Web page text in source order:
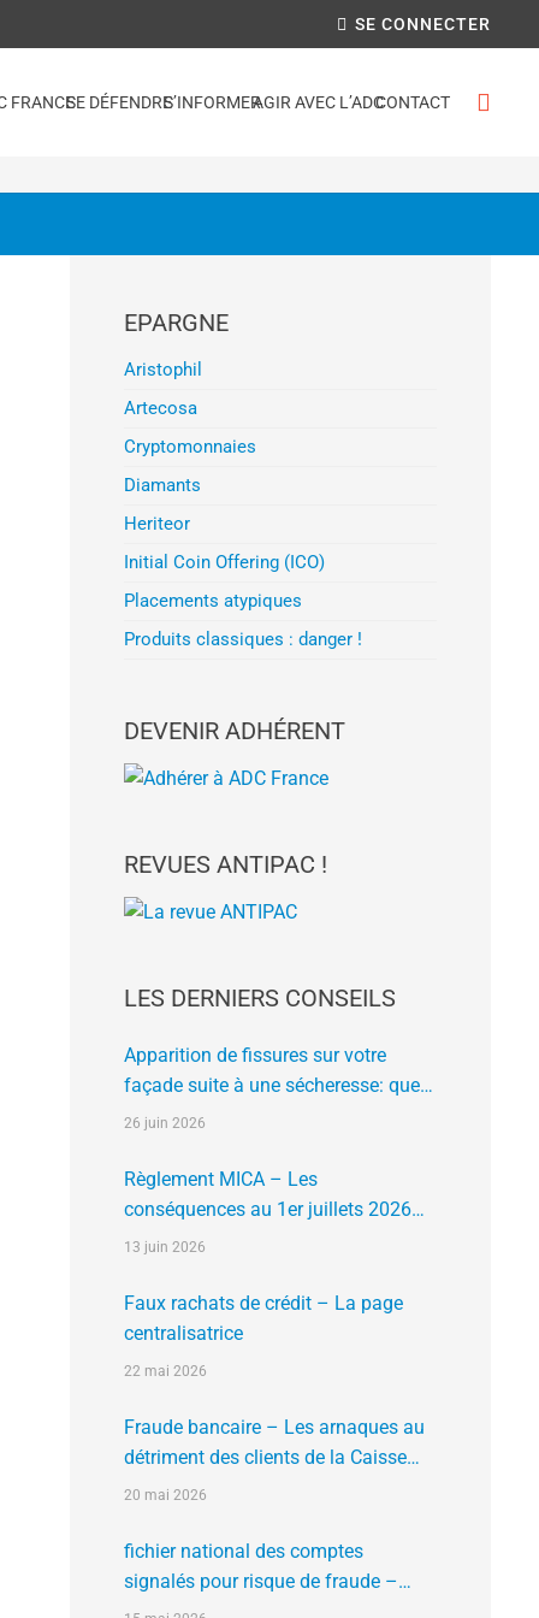
SE CONNECTER
FRANCESE DÉFENDRES’INFORMERAGIR AVEC L’ADCCONTACT
EPARGNE
Aristophil
Artecosa
Cryptomonnaies
Diamants
Heriteor
Initial Coin Offering (ICO)
Placements atypiques
Produits classiques : danger !
DEVENIR ADHÉRENT
REVUES ANTIPAC !
LES DERNIERS CONSEILS
Apparition de fissures sur votre
façade suite à une sécheresse: que
faire?
26 juin 2026
Règlement MICA – Les
conséquences au 1er juillets 2026
des plates formes crypto n’ayant pas
13 juin 2026
Faux rachats de crédit – La page
centralisatrice
22 mai 2026
Fraude bancaire – Les arnaques au
détriment des clients de la Caisse
d’Epargne
20 mai 2026
fichier national des comptes
signalés pour risque de fraude –
FNC-RF : un nouveau rempart contre